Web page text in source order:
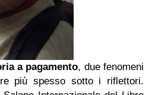
a pagamento, due fenomeni
più spesso sotto i riflettori.